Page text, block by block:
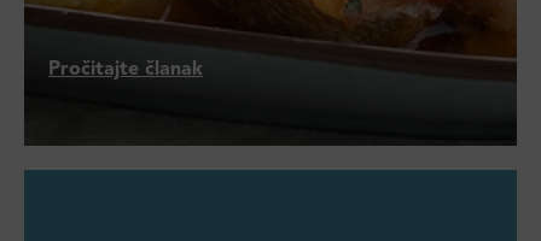
Pročitajte članak